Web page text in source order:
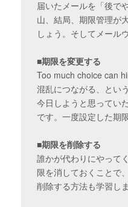
届いたメールを「後で
山、結局、期限管理が
しょう。そしてメール
■期限を変更する
Too much choice can
混乱につながる、とい
今日しようと思ってい
です。一度設定した期
■期限を削除する
誰かが代わりにやって
限を消しておくことで
削除する方法も学習し